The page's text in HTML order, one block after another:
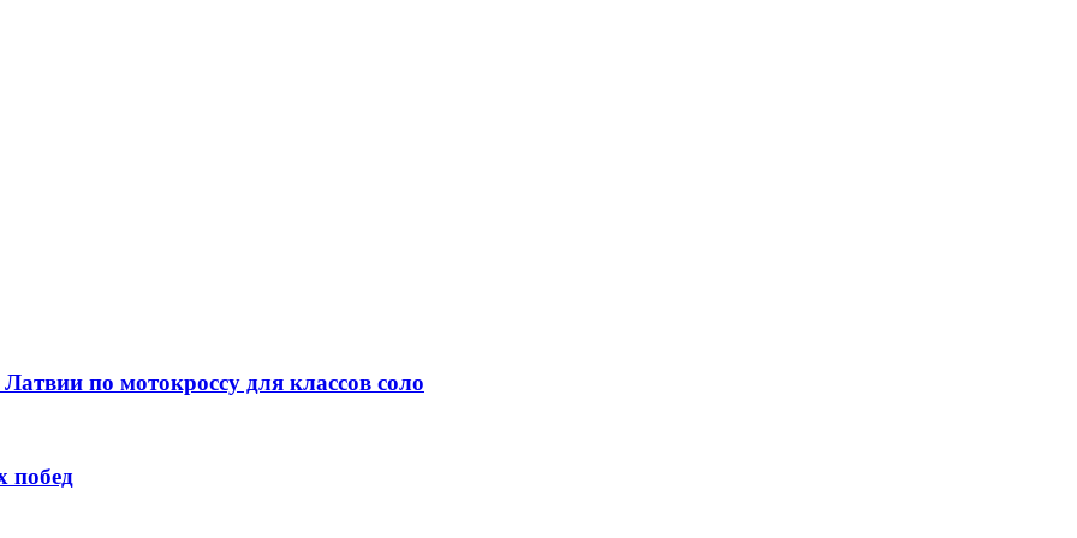
по мотокроссу для классов соло
побед